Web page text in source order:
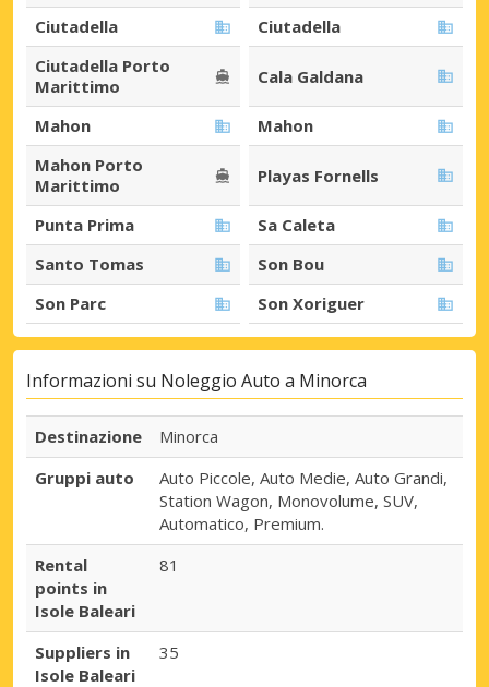
Ciutadella
Ciutadella
Ciutadella Porto
Marittimo
Cala Galdana
Mahon
Mahon
Mahon Porto
Marittimo
Playas Fornells
Punta Prima
Sa Caleta
Santo Tomas
Son Bou
Son Parc
Son Xoriguer
Informazioni su Noleggio Auto a Minorca
Destinazione
Minorca
Gruppi auto
Auto Piccole, Auto Medie, Auto Grandi,
Station Wagon, Monovolume, SUV,
Automatico, Premium.
Rental
points in
Isole Baleari
81
Suppliers in
Isole Baleari
35